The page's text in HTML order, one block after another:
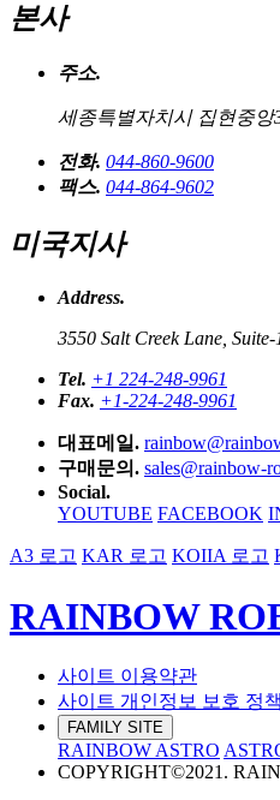
본사
주소.
세종특별자치시 집현중앙
전화. 044-860-9600
팩스. 044-864-9602
미국지사
Address.
3550 Salt Creek Lane,
Tel. +1 224-248-9961
Fax. +1-224-248-9961
대표메일.
구매문의. sales@rainbow-
Social.
YOUTUBE FACEBOOK
A3 로고 KAR 로고 KOIIA 로고
RAINBOW
사이트 이용약관
사이트 개인정보 보호 정책
FAMILY SITE
RAINBOW ASTRO
COPYRIGHT©2021.